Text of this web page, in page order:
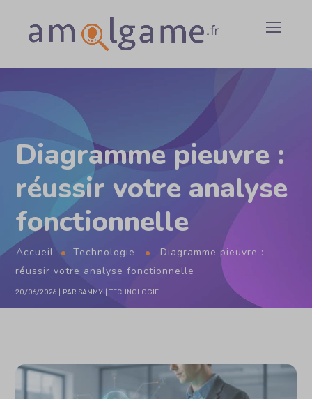
Diagramme pieuvre :
réussir votre analyse
fonctionnelle
Accueil Technologie
Diagramme pieuvre :
réussir votre analyse fonctionnelle
20/06/2026 PAR SAMMY TECHNOLOGIE